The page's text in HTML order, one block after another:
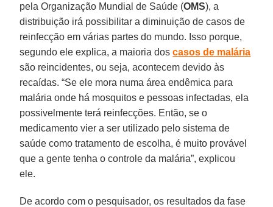
pela Organização Mundial de Saúde (OMS), a
distribuição irá possibilitar a diminuição de casos de
reinfecção em várias partes do mundo. Isso porque,
segundo ele explica, a maioria doscasos de malária
são reincidentes, ou seja, acontecem devido às
recaídas. “Se ele mora numa área endêmica para
malária onde há mosquitos e pessoas infectadas, ela
possivelmente terá reinfecções. Então, se o
medicamento vier a ser utilizado pelo sistema de
saúde como tratamento de escolha, é muito provável
que a gente tenha o controle da malária”, explicou
ele.
De acordo com o pesquisador, os resultados da fase